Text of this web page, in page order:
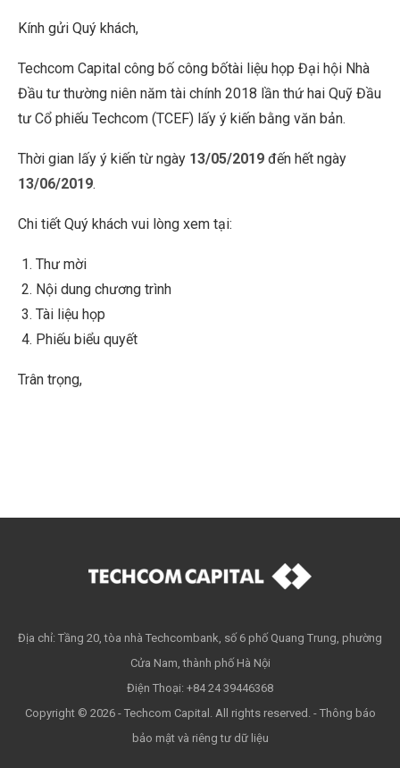
Kính gửi Quý khách,
Techcom Capital công bố công bốtài liệu họp Đại hội Nhà
Đầu tư thường niên năm tài chính 2018 lần thứ hai Quỹ Đầu
tư Cổ phiếu Techcom (TCEF) lấy ý kiến bằng văn bản.
Thời gian lấy ý kiến từ ngày 13/05/2019 đến hết ngày
13/06/2019.
Chi tiết Quý khách vui lòng xem tại:
Thư mời
Nội dung chương trình
Tài liệu họp
Phiếu biểu quyết
Trân trọng,
Địa chỉ: Tầng 20, tòa nhà Techcombank, số 6 phố Quang Trung, phường
Cửa Nam, thành phố Hà Nội
Điện Thoại: +84 24 39446368
Copyright © 2026 - Techcom Capital. All rights reserved. - Thông báo
bảo mật và riêng tư dữ liệu